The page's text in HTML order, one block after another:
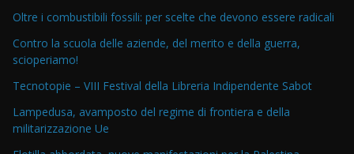
Oltre i combustibili fossili: per scelte che devono essere radicali
Contro la scuola delle aziende, del merito e della guerra,
scioperiamo!
Tecnotopie – VIII Festival della Libreria Indipendente Sabot
Lampedusa, avamposto del regime di frontiera e della
militarizzazione Ue